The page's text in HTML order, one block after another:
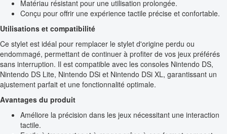
Matériau résistant pour une utilisation prolongée.
Conçu pour offrir une expérience tactile précise et confortable.
Utilisations et compatibilité
Ce stylet est idéal pour remplacer le stylet d'origine perdu ou
endommagé, permettant de continuer à profiter de vos jeux préférés
sans interruption. Il est compatible avec les consoles Nintendo DS,
Nintendo DS Lite, Nintendo DSi et Nintendo DSi XL, garantissant un
ajustement parfait et une fonctionnalité optimale.
Avantages du produit
Améliore la précision dans les jeux nécessitant une interaction
tactile.